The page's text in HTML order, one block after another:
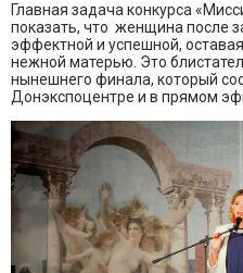
Главная задача конкурса
показать, что женщина после
эффектной и успешной,
нежной матерью. Это
нынешнего финала, который
Донэкспоцентре и в прямом